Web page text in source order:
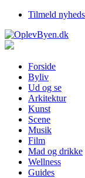
Tilmeld
Forside
Byliv
Ud og se
Arkitektur
Kunst
Scene
Musik
Film
Mad og drikke
Wellness
Guides